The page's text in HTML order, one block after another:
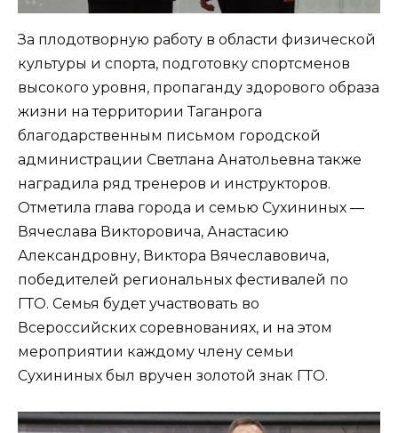
За плодотворную работу в области физической
культуры и спорта, подготовку спортсменов
высокого уровня, пропаганду здорового образа
жизни на территории Таганрога
благодарственным письмом городской
администрации Светлана Анатольевна также
наградила ряд тренеров и инструкторов.
Отметила глава города и семью Сухининых —
Вячеслава Викторовича, Анастасию
Александровну, Виктора Вячеславовича,
победителей региональных фестивалей по
ГТО. Семья будет участвовать во
Всероссийских соревнованиях, и на этом
мероприятии каждому члену семьи
Сухининых был вручен золотой знак ГТО.